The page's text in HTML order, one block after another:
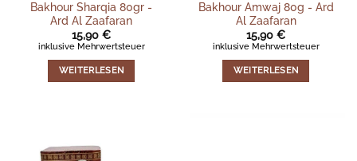
Bakhour Sharqia 80gr -
Ard Al Zaafaran
15,90 €
inklusive Mehrwertsteuer
WEITERLESEN
Bakhour Amwaj 80g - Ard
Al Zaafaran
15,90 €
inklusive Mehrwertsteuer
WEITERLESEN